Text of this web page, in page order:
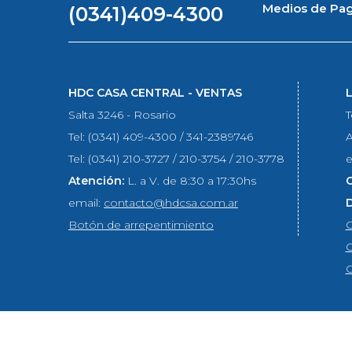
(0341)409-4300 Medios de
HDC CASA CENTRAL - VENTAS
Salta 3246 - Rosario
Tel: (0341) 409-4300 / 341-2389746
Tel: (0341) 210-3727 / 210-3754 / 210-3778
Atención: L. a V. de 8:30 a 17:30hs
email: contacto@hdcsa.com.ar
Botón de arrepentimiento